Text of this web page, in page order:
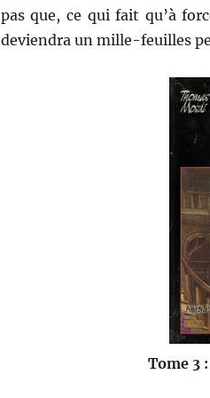
pas que, ce qui fait qu’à
deviendra un mille-feuilles
Tome 3